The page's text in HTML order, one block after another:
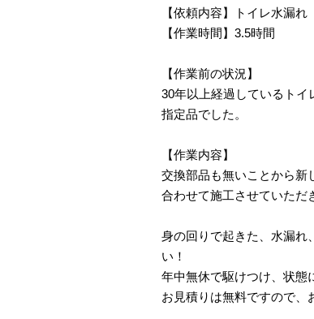
【依頼内容】トイレ水漏れ
【作業時間】3.5時間
【作業前の状況】
30年以上経過しているトイ
指定品でした。
【作業内容】
交換部品も無いことから新
合わせて施工させていただ
身の回りで起きた、水漏れ
い！
年中無休で駆けつけ、状態
お見積りは無料ですので、